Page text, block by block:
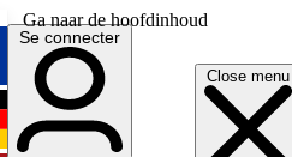
Ga naar de hoofdinhoud
Close menu
English
Deutsch
Se connecter